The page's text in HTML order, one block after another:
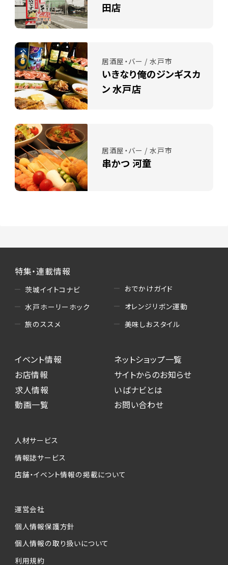
田店
居酒屋・バー / 水戸市
いきなり俺のジンギスカ
ン 水戸店
居酒屋・バー / 水戸市
串かつ 河童
特集・連載情報
茨城イイトコナビ
水戸ホーリーホック
旅のススメ
おでかけガイド
オレンジリボン運動
美味しおスタイル
イベント情報
お店情報
求人情報
動画一覧
ネットショップ一覧
サイトからのお知らせ
いばナビとは
お問い合わせ
人材サービス
情報誌サービス
店舗・イベント情報の掲載について
運営会社
個人情報保護方針
個人情報の取り扱いについて
利用規約